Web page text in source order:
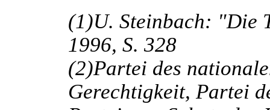
(1)U. Steinbach: "Die
1996, S. 328
(2)Partei des
Gerechtigkeit, Partei